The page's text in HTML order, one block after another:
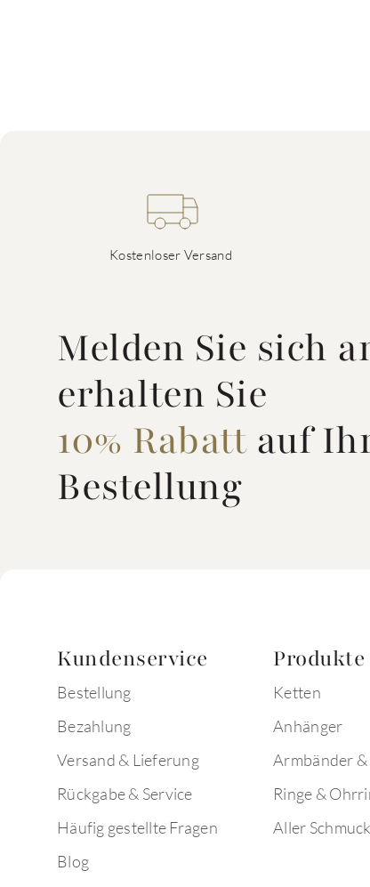
Kostenloser Versand
Melden Sie sich
erhalten Sie
10% Rabattauf
Bestellung
Kundenservice
Bestellung
Bezahlung
Versand & Lieferung
Rückgabe & Service
Häufig gestellte Fragen
Blog
Produkte
Ketten
Anhänger
Armbänder
Ringe &
Aller Schmuck